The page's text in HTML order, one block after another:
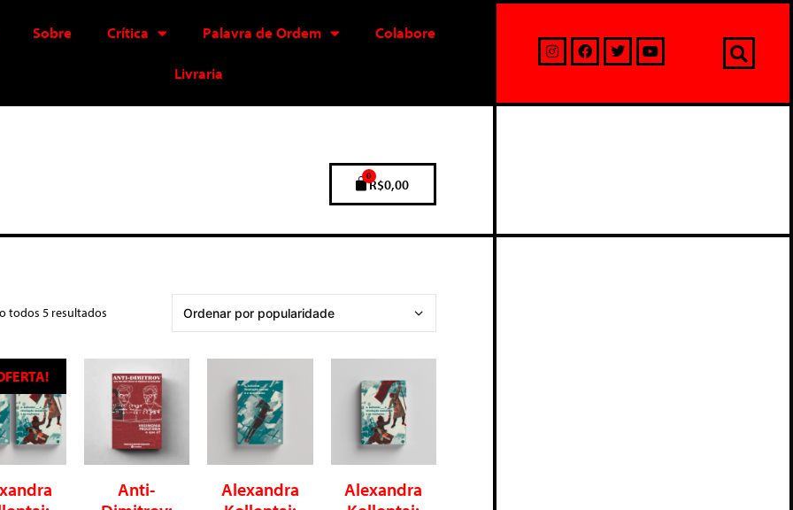
Sobre Crítica Palavra de Ordem Colabore
Livraria
R$0,00
0
todos 5 resultados
Anti-
Alexandra
Alexandra